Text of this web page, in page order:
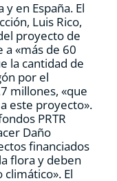
en España. El
Luis Rico,
proyecto de
a «más de 60
la cantidad de
por el
millones, «que
este proyecto».
PRTR
Daño
financiados
flora y deben
El